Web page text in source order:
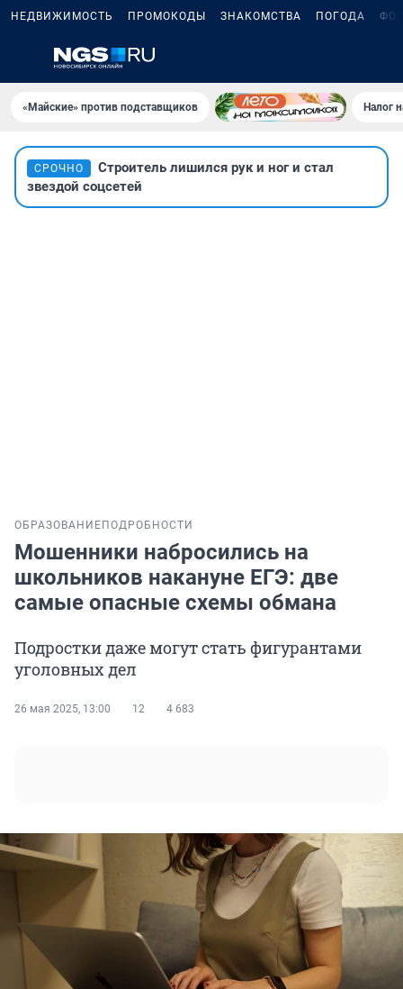
НЕДВИЖИМОСТЬ ПРОМОКОДЫ ЗНАКОМСТВА ПОГОДА
«Майские» против подставщиков Налог
СРОЧНО
Строитель лишился рук и ног и стал
звездой соцсетей
ОБРАЗОВАНИЕ ПОДРОБНОСТИ
Мошенники набросились на
школьников накануне ЕГЭ: две
самые опасные схемы обмана
Подростки даже могут стать фигурантами
уголовных дел
26 мая 2025, 13:00 12 4 683